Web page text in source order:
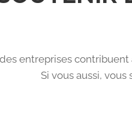
entreprises
Si vous aussi, vous